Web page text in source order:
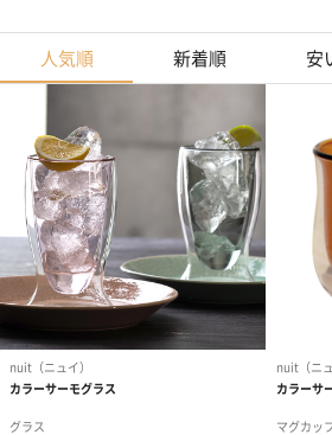
人気順 新着順 安